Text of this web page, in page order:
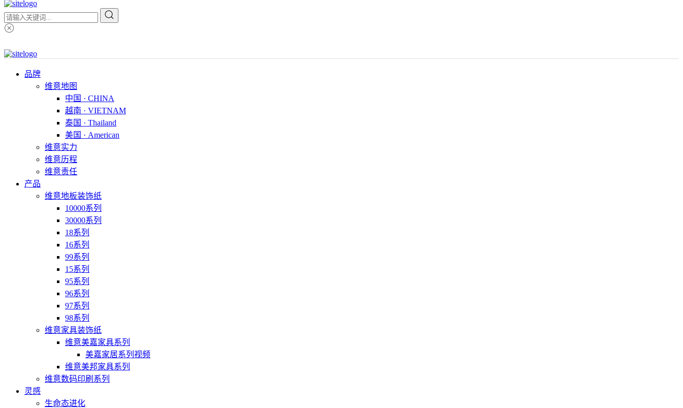
品牌
维意地图
中国 · CHINA
越南 · VIETNAM
泰国 · Thailand
美国 · American
维意实力
维意历程
维意责任
产品
维意地板装饰纸
10000系列
30000系列
18系列
16系列
99系列
15系列
95系列
96系列
97系列
98系列
维意家具装饰纸
维意美嘉家具系列
美嘉家居系列视频
维意美邦家具系列
维意数码印刷系列
灵感
生命态进化